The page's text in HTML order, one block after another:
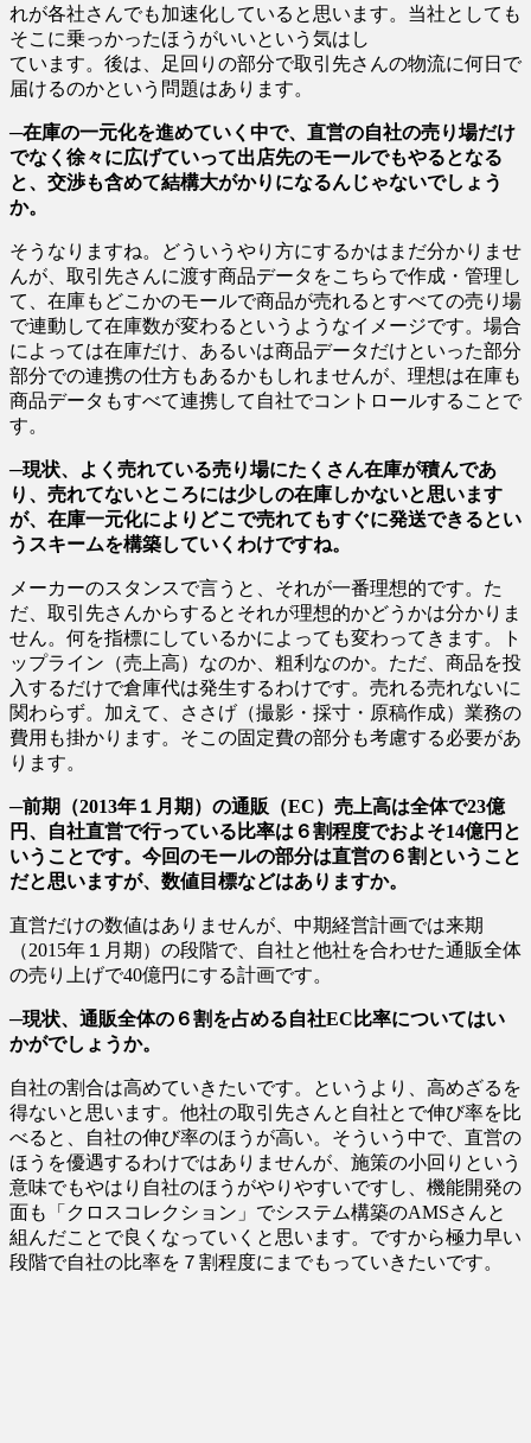
れが各社さんでも加速化していると思います。当社としても
そこに乗っかったほうがいいという気はし
ています。後は、足回りの部分で取引先さんの物流に何日で
届けるのかという問題はあります。
─在庫の一元化を進めていく中で、直営の自社の売り場だけ
でなく徐々に広げていって出店先のモールでもやるとなる
と、交渉も含めて結構大がかりになるんじゃないでしょう
か。
そうなりますね。どういうやり方にするかはまだ分かりませ
んが、取引先さんに渡す商品データをこちらで作成・管理し
て、在庫もどこかのモールで商品が売れるとすべての売り場
で連動して在庫数が変わるというようなイメージです。場合
によっては在庫だけ、あるいは商品データだけといった部分
部分での連携の仕方もあるかもしれませんが、理想は在庫も
商品データもすべて連携して自社でコントロールすることで
す。
─現状、よく売れている売り場にたくさん在庫が積んであ
り、売れてないところには少しの在庫しかないと思います
が、在庫一元化によりどこで売れてもすぐに発送できるとい
うスキームを構築していくわけですね。
メーカーのスタンスで言うと、それが一番理想的です。た
だ、取引先さんからするとそれが理想的かどうかは分かりま
せん。何を指標にしているかによっても変わってきます。ト
ップライン（売上高）なのか、粗利なのか。ただ、商品を投
入するだけで倉庫代は発生するわけです。売れる売れないに
関わらず。加えて、ささげ（撮影・採寸・原稿作成）業務の
費用も掛かります。そこの固定費の部分も考慮する必要があ
ります。
─前期（2013年１月期）の通販（EC）売上高は全体で23億
円、自社直営で行っている比率は６割程度でおよそ14億円と
いうことです。今回のモールの部分は直営の６割ということ
だと思いますが、数値目標などはありますか。
直営だけの数値はありませんが、中期経営計画では来期
（2015年１月期）の段階で、自社と他社を合わせた通販全体
の売り上げで40億円にする計画です。
─現状、通販全体の６割を占める自社EC比率についてはい
かがでしょうか。
自社の割合は高めていきたいです。というより、高めざるを
得ないと思います。他社の取引先さんと自社とで伸び率を比
べると、自社の伸び率のほうが高い。そういう中で、直営の
ほうを優遇するわけではありませんが、施策の小回りという
意味でもやはり自社のほうがやりやすいですし、機能開発の
面も「クロスコレクション」でシステム構築のAMSさんと
組んだことで良くなっていくと思います。ですから極力早い
段階で自社の比率を７割程度にまでもっていきたいです。